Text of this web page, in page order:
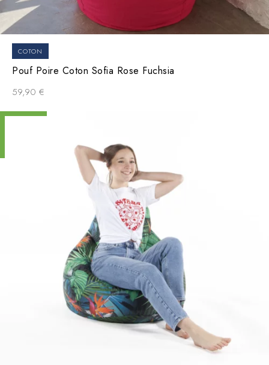
COTON
Pouf Poire Coton Sofia Rose Fuchsia
59,90 €